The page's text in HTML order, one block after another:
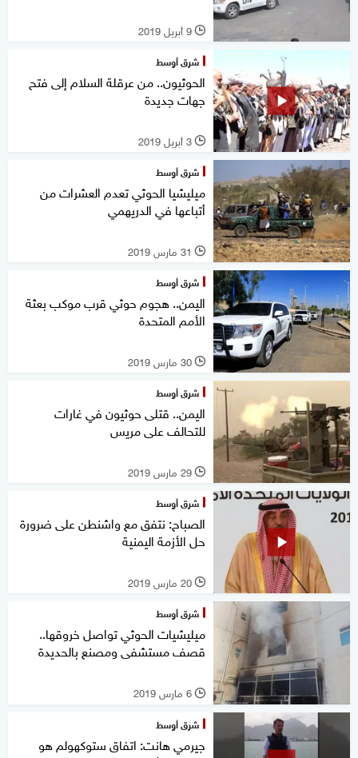
l 9 أبريل 2019
شرق أوسط
الحوثيون.. من عرقلة السلام إلى فتح
جهات جديدة
l 3 أبريل 2019
شرق أوسط
ميليشيا الحوثي تعدم العشرات من
أتباعها في الدريهمي
l 31 مارس 2019
شرق أوسط
اليمن.. هجوم حوثي قرب موكب بعثة
الأمم المتحدة
l 30 مارس 2019
شرق أوسط
اليمن.. قتلى حوثيون في غارات
للتحالف على مريس
l 29 مارس 2019
شرق أوسط
الصباح: نتفق مع واشنطن على ضرورة
حل الأزمة اليمنية
l 20 مارس 2019
شرق أوسط
ميليشيات الحوثي تواصل خروقها..
قصف مستشفى ومصنع بالحديدة
l 6 مارس 2019
شرق أوسط
جيرمي هانت: اتفاق ستوكهولم هو